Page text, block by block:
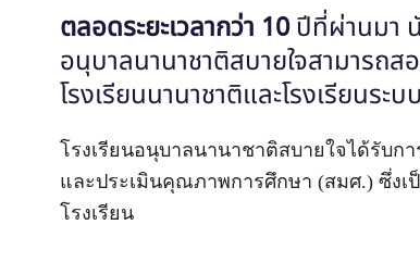
ตลอดระยะเวลากว่า 10ปีที่ผ่านมา
อนุบาลนานาชาติสบายใจสามารถส
โรงเรียนนานาชาติและโรงเรียนระบ
โรงเรียนอนุบาลนานาชาติสบายใจได้รับก
และประเมินคุณภาพการศึกษา (สมศ.) ซึ่ง
โรงเรียน